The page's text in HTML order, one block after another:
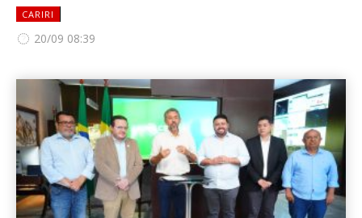
CARIRI
20/09 08:39